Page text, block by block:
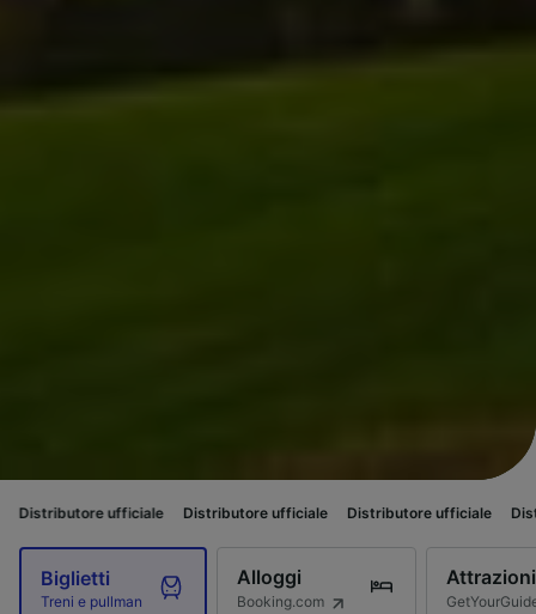
ufficiale Distributore ufficiale Distributore ufficiale Distributore
Biglietti
Treni e pullman
Alloggi
Booking.com
Attrazioni